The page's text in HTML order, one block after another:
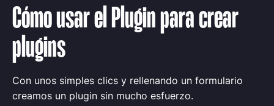
Cómo usar el Plugin para crear
plugins
Con unos simples clics y rellenando un formulario
creamos un plugin sin mucho esfuerzo.